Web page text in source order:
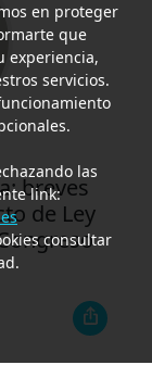
breves
de Ley
en proteger
que
experiencia,
servicios.
las
link:
consultar